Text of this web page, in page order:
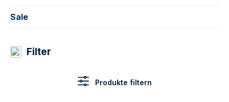
Sale
Filter
Produkte filtern